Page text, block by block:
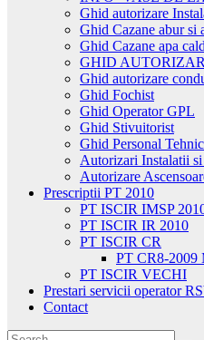
Ghid autorizare
Ghid Cazane abur si
Ghid Cazane apa
GHID
Ghid autorizare
Ghid Fochist
Ghid Operator GPL
Ghid Stivuitorist
Ghid Personal
Autorizari Instalatii
Autorizare
Prescriptii PT 2010
PT ISCIR IMSP
PT ISCIR IR 2010
PT ISCIR CR
PT CR8-
PT ISCIR VECHI
Prestari servicii operator
Contact